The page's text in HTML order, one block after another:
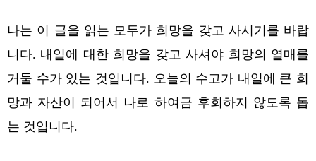
나는 이 글을 읽는 모두가 희망을 갖고 사시기를 바랍
니다. 내일에 대한 희망을 갖고 사셔야 희망의 열매를
거둘 수가 있는 것입니다. 오늘의 수고가 내일에 큰 희
망과 자산이 되어서 나로 하여금 후회하지 않도록 돕
는 것입니다.